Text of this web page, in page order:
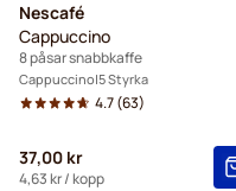
Nescafé
Cappuccino
8 påsar snabbkaffe
Cappuccino 5 Styrka
4.7(63)
37,00 kr
4,63 kr/ kopp